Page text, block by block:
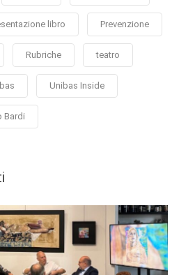
libro Prevenzione
Rubriche teatro
Unibas Inside
Bardi